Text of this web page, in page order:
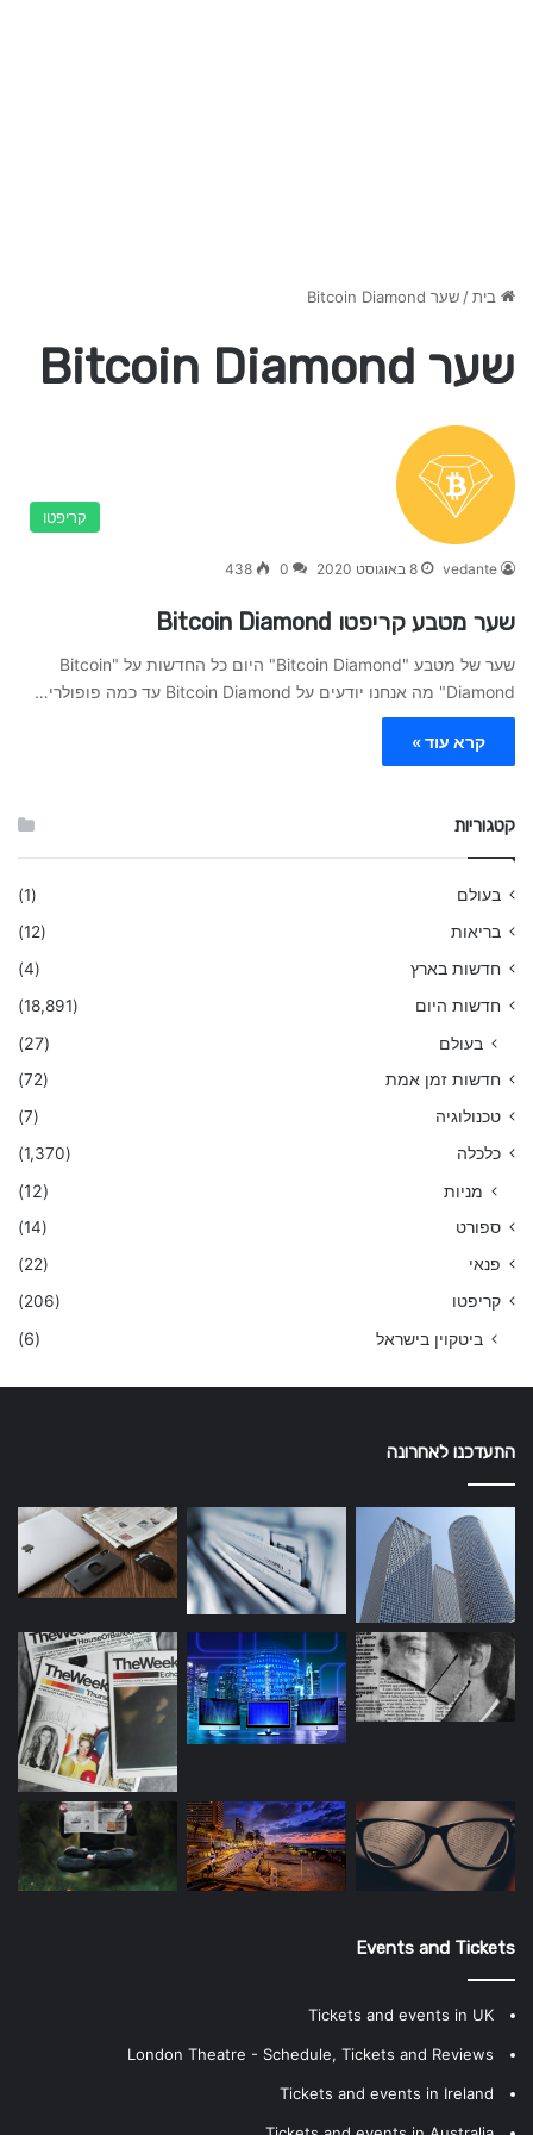
בית/שער Bitcoin Diamond
שער Bitcoin Diamond
קריפטו
vedante 8 באוגוסט 2020 0
438
שער מטבע קריפטו Bitcoin Diamond
שער של מטבע "Bitcoin Diamond" היום כל החדשות על "Bitcoin
Diamond" מה אנחנו יודעים על Bitcoin Diamond עד כמה פופולרי…
קרא עוד »
קטגוריות
בעולם
(1)
בריאות
(12)
חדשות בארץ
(4)
חדשות היום
(18,891)
בעולם (27)
חדשות זמן אמת
(72)
טכנולוגיה
(7)
כלכלה
(1,370)
מניות (12)
ספורט
(14)
פנאי
(22)
קריפטו
(206)
ביטקוין בישראל (6)
התעדכנו לאחרונה
Events and Tickets
Tickets and events in UK
London Theatre - Schedule, Tickets and Reviews
Tickets and events in Ireland